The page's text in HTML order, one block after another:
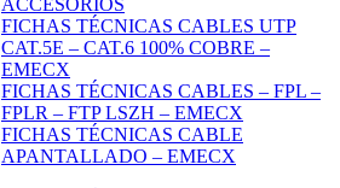
ACCESORIOS
FICHAS TÉCNICAS CABLES UTP
CAT.5E – CAT.6 100% COBRE –
EMECX
FICHAS TÉCNICAS CABLES – FPL –
FPLR – FTP LSZH – EMECX
FICHAS TÉCNICAS CABLE
APANTALLADO – EMECX